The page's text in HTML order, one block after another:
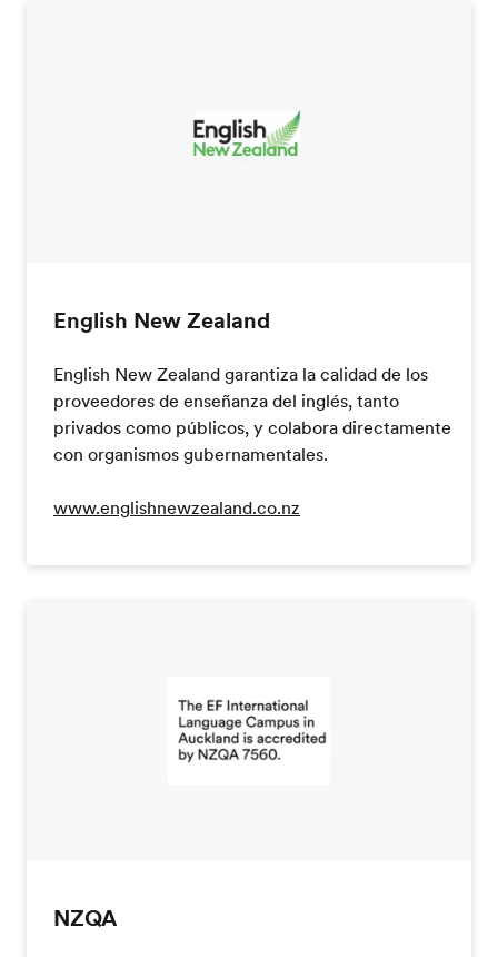
English New Zealand
English New Zealand garantiza la calidad de los
proveedores de enseñanza del inglés, tanto
privados como públicos, y colabora directamente
con organismos gubernamentales.
www.englishnewzealand.co.nz
NZQA